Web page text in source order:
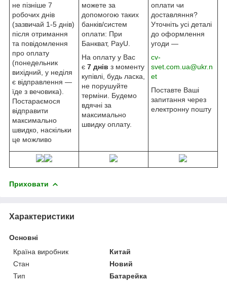
не пізніше 7
робочих днів
(зазвичай 1-5 днів)
після отримання
та повідомлення
про оплату
(понедельник
вихідний, у неділя
є відправлення —
їде з вечовика).
Постараємося
відправити
максимально
швидко, наскільки
це можливо
можете за
допомогою таких
банків/систем
оплати: При
Банкват, PayU.
На оплату у Вас
є 7 днів з моменту
купівлі, будь ласка,
не порушуйте
терміни. Будемо
вдячні за
максимально
швидку оплату.
оплати чи
доставляння?
Уточніть усі деталі
до оформлення
угоди —
cv-
svet.com.ua@ukr.n
et
Поставте Ваші
запитання через
електронну пошту
Приховати
Характеристики
Основні
Країна виробник
Китай
Стан
Новий
Тип
Батарейка